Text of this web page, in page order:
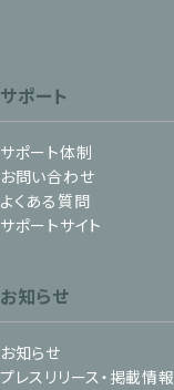
サポート
サポート体制
お問い合わせ
よくある質問
サポートサイト
お知らせ
お知らせ
プレスリリース・掲載情報